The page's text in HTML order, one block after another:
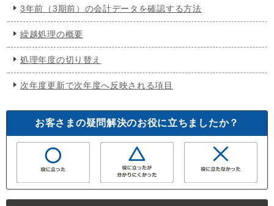
3年前（3期前）の会計データを確認する方法
繰越処理の概要
処理年度の切り替え
次年度更新で次年度へ反映される項目
お客さまの疑問解決のお役に立ちましたか？